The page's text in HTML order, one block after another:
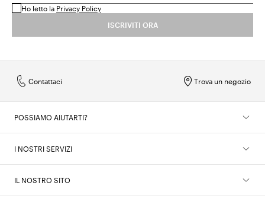
Ho letto la Privacy Policy
ISCRIVITI ORA
Trova un negozio
Contattaci
POSSIAMO AIUTARTI?
I NOSTRI SERVIZI
IL NOSTRO SITO